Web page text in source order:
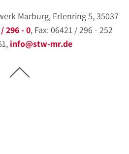
Marburg, Erlenring 5, 35037
296 - 0, Fax: 06421 / 296 - 252
info@stw-mr.de